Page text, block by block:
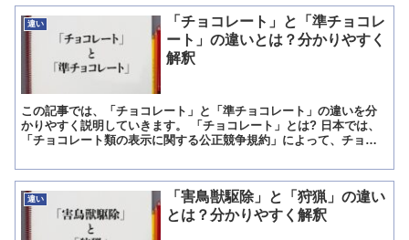
違い
「チョコレート」と「準チョコレ
ート」の違いとは？分かりやすく
解釈
この記事では、「チョコレート」と「準チョコレート」の違いを分
かりやすく説明していきます。 「チョコレート」とは? 日本では、
「チョコレート類の表示に関する公正競争規約」によって、チョコ
違い
「害鳥獣駆除」と「狩猟」の違い
とは？分かりやすく解釈